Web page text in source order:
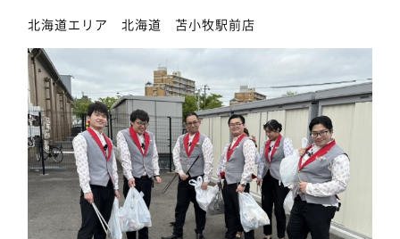
北海道エリア 北海道 苫小牧駅前店